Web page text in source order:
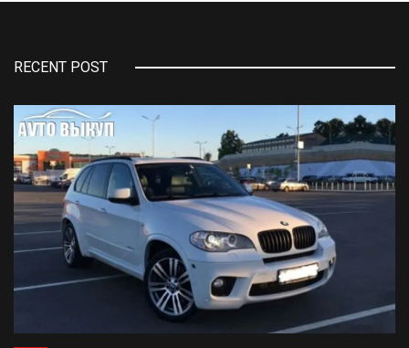
RECENT POST